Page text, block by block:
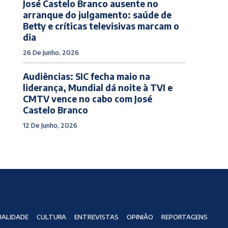
José Castelo Branco ausente no
arranque do julgamento: saúde de
Betty e críticas televisivas marcam o
dia
26 De Junho, 2026
Audiências: SIC fecha maio na
liderança, Mundial dá noite à TVI e
CMTV vence no cabo com José
Castelo Branco
12 De Junho, 2026
CULTURA ENTREVISTAS OPINIÃO
REPORTAGENS